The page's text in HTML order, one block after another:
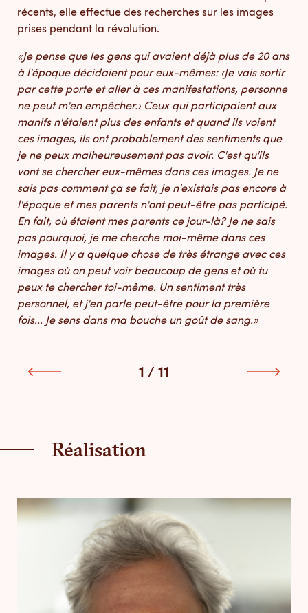
récents, elle effectue des recherches sur les images
prises pendant la révolution.
«Je pense que les gens qui avaient déjà plus de 20 ans
à l'époque décidaient pour eux-mêmes: ‹Je vais sortir
par cette porte et aller à ces manifestations, personne
ne peut m'en empêcher.› Ceux qui participaient aux
manifs n'étaient plus des enfants et quand ils voient
ces images, ils ont probablement des sentiments que
je ne peux malheureusement pas avoir. C'est qu'ils
vont se chercher eux-mêmes dans ces images. Je ne
sais pas comment ça se fait, je n'existais pas encore à
l'époque et mes parents n'ont peut-être pas participé.
En fait, où étaient mes parents ce jour-là? Je ne sais
pas pourquoi, je me cherche moi-même dans ces
images. Il y a quelque chose de très étrange avec ces
images où on peut voir beaucoup de gens et où tu
peux te chercher toi-même. Un sentiment très
personnel, et j'en parle peut-être pour la première
fois... Je sens dans ma bouche un goût de sang.»
1 / 11
Réalisation